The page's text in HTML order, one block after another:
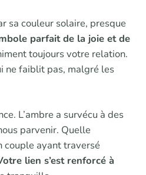
sa couleur solaire, presque
parfait de la joie et de
toujours votre relation.
ne faiblit pas, malgré les
L’ambre a survécu à des
parvenir. Quelle
couple ayant traversé
lien s’est renforcé à